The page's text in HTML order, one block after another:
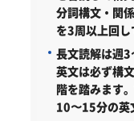
分詞構文・関
を3周以上回し
長文読解は週
英文は必ず構
階を踏みます
10〜15分の英